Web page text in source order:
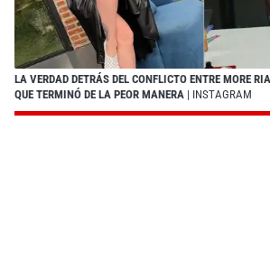
LA VERDAD DETRÁS DEL CONFLICTO ENTRE MORE
QUE TERMINÓ DE LA PEOR MANERA | INSTAGRAM